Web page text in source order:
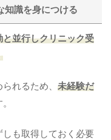
知識を身につける
と並行しクリニック受
れるため、 未経験だ
も取得しておく必要